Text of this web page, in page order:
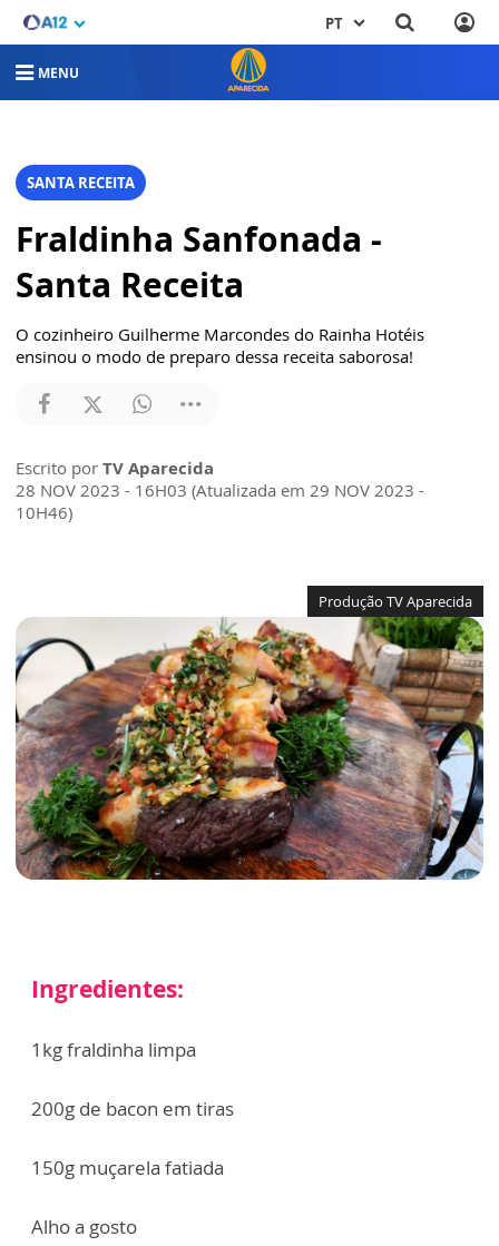
PT
MENU
SANTA RECEITA
Fraldinha Sanfonada -
Santa Receita
O cozinheiro Guilherme Marcondes do Rainha Hotéis
ensinou o modo de preparo dessa receita saborosa!
Escrito por TV Aparecida
28 NOV 2023 - 16H03 (Atualizada em 29 NOV 2023 -
10H46)
Produção TV Aparecida
Ingredientes:
1kg fraldinha limpa
200g de bacon em tiras
150g muçarela fatiada
Alho a gosto